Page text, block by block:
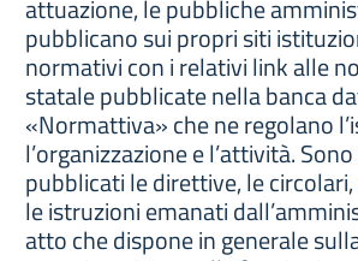
attuazione, le pubbliche
pubblicano sui propri siti
normativi con i relativi link alle
statale pubblicate nella banca
«Normattiva» che ne regolano
l’organizzazione e l’attività.
pubblicati le direttive, le
le istruzioni emanati
atto che dispone in generale